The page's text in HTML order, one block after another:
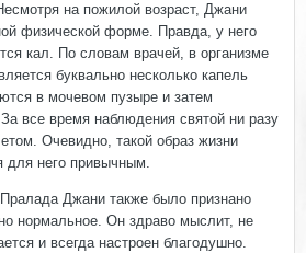
на пожилой возраст, Джани
физической форме. Правда, у него
кал. По словам врачей, в организме
буквально несколько капель
в мочевом пузыре и затем
все время наблюдения святой ни разу
Очевидно, такой образ жизни
для него привычным.
Джани также было признано
нормальное. Он здраво мыслит, не
и всегда настроен благодушно.